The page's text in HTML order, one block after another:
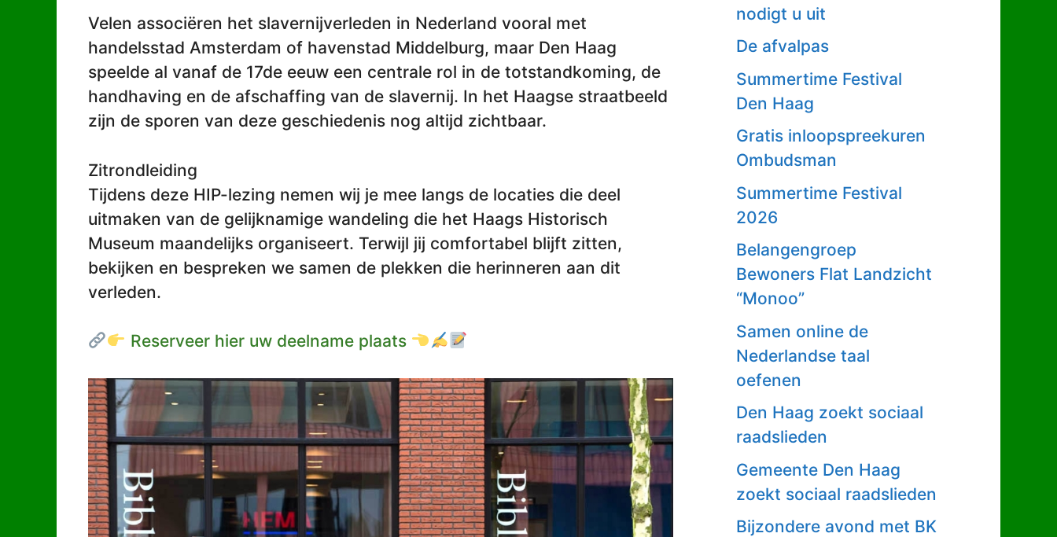
Velen associëren het slavernijverleden in Nederland vooral met
handelsstad Amsterdam of havenstad Middelburg, maar Den Haag
speelde al vanaf de 17de eeuw een centrale rol in de totstandkoming, de
handhaving en de afschaffing van de slavernij. In het Haagse straatbeeld
zijn de sporen van deze geschiedenis nog altijd zichtbaar.
Zitrondleiding
Tijdens deze HIP-lezing nemen wij je mee langs de locaties die deel
uitmaken van de gelijknamige wandeling die het Haags Historisch
Museum maandelijks organiseert. Terwijl jij comfortabel blijft zitten,
bekijken en bespreken we samen de plekken die herinneren aan dit
verleden.
Reserveer hier uw deelname plaats
nodigt u uit
De afvalpas
Summertime Festival
Den Haag
Gratis inloopspreekuren
Ombudsman
Summertime Festival
2026
Belangengroep
Bewoners Flat Landzicht
“Monoo”
Samen online de
Nederlandse taal
oefenen
Den Haag zoekt sociaal
raadslieden
Gemeente Den Haag
zoekt sociaal raadslieden
Bijzondere avond met BK